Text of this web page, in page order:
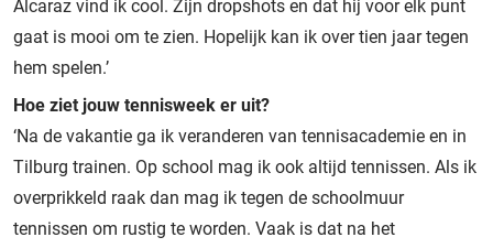
Alcaraz vind ik cool. Zijn dropshots en dat hij voor elk punt
gaat is mooi om te zien. Hopelijk kan ik over tien jaar tegen
hem spelen.’
Hoe ziet jouw tennisweek er uit?
‘Na de vakantie ga ik veranderen van tennisacademie en in
Tilburg trainen. Op school mag ik ook altijd tennissen. Als ik
overprikkeld raak dan mag ik tegen de schoolmuur
tennissen om rustig te worden. Vaak is dat na het